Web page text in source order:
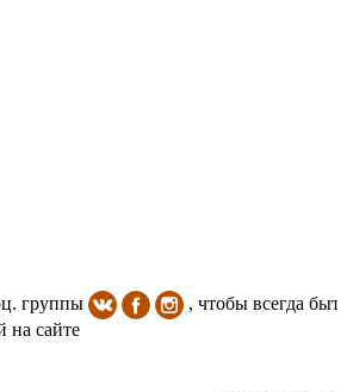
группы
, чтобы всегда
на сайте